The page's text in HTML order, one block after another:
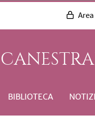
BIBLIOTECA